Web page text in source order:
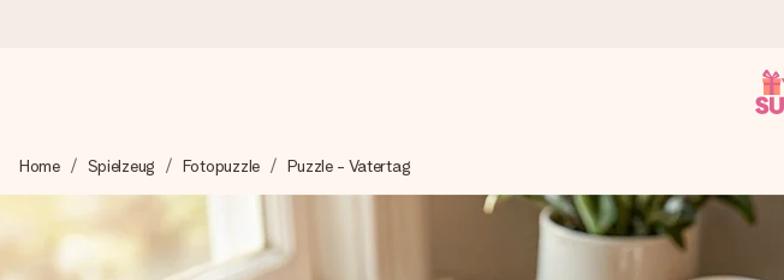
Wir bereiten dein Geschenk sorgfältig vor und schicken es blitzschnell – damit du es genau
zählt.
Home Spielzeug Fotopuzzle Puzzle - Vatertag